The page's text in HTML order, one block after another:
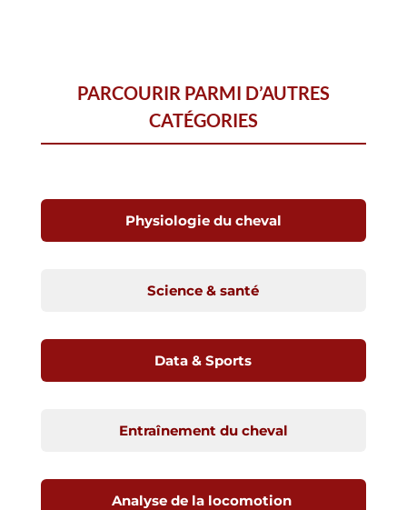
PARCOURIR PARMI D’AUTRES
CATÉGORIES
Physiologie du cheval
Science & santé
Data & Sports
Entraînement du cheval
Analyse de la locomotion